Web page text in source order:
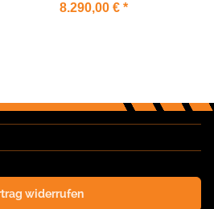
8.290,00 € *
widerrufen